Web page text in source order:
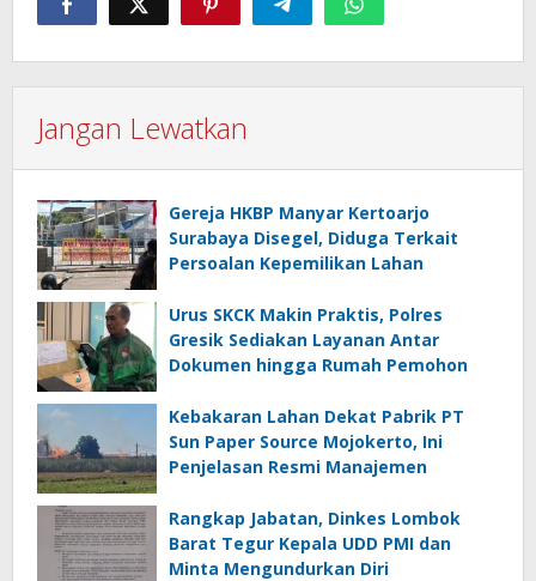
Jangan Lewatkan
Gereja HKBP Manyar Kertoarjo
Surabaya Disegel, Diduga Terkait
Persoalan Kepemilikan Lahan
Urus SKCK Makin Praktis, Polres
Gresik Sediakan Layanan Antar
Dokumen hingga Rumah Pemohon
Kebakaran Lahan Dekat Pabrik PT
Sun Paper Source Mojokerto, Ini
Penjelasan Resmi Manajemen
Rangkap Jabatan, Dinkes Lombok
Barat Tegur Kepala UDD PMI dan
Minta Mengundurkan Diri